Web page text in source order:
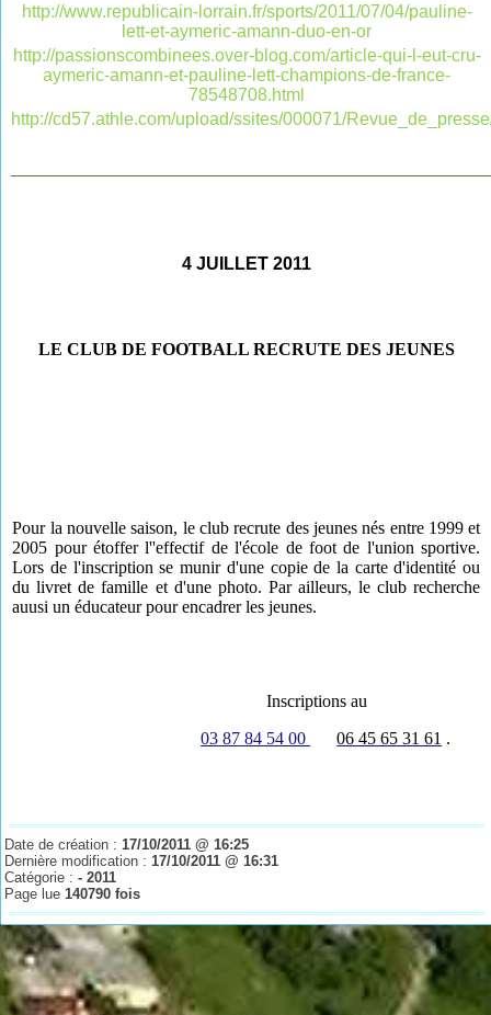
http://www.republicain-lorrain.fr/sports/2011/07/04/pauline-
lett-et-aymeric-amann-duo-en-or
http://passionscombinees.over-blog.com/article-qui-l-eut-cru-
aymeric-amann-et-pauline-lett-champions-de-france-
78548708.html
http://cd57.athle.com/upload/ssites/000071/
4 JUILLET 2011
LE CLUB DE FOOTBALL RECRUTE DES JEUNES
Pour la nouvelle saison, le club recrute des jeunes nés entre 1999 et
2005 pour étoffer l''effectif de l'école de foot de l'union sportive.
Lors de l'inscription se munir d'une copie de la carte d'identité ou
du livret de famille et d'une photo. Par ailleurs, le club recherche
auusi un éducateur pour encadrer les jeunes.
Inscriptions au
03 87 84 54 00
06 45 65 31 61 .
Date de création :17/10/2011 @ 16:25
Dernière modification :17/10/2011 @ 16:31
Catégorie :- 2011
Page lue140790 fois